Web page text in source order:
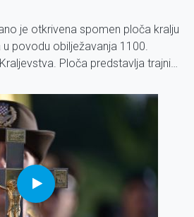
je otkrivena spomen ploča kralju
povodu obilježavanja 1100.
Ploča predstavlja trajni
Sućurca i Kaštela.